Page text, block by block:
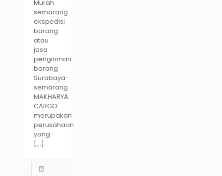
Murah
semarang
ekspedisi
barang
atau
jasa
pengiriman
barang
Surabaya-
semarang
MAKHARYA
CARGO
merupakan
perusahaan
yang
[…]